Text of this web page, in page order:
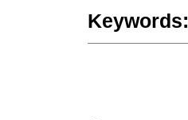
Keywords: